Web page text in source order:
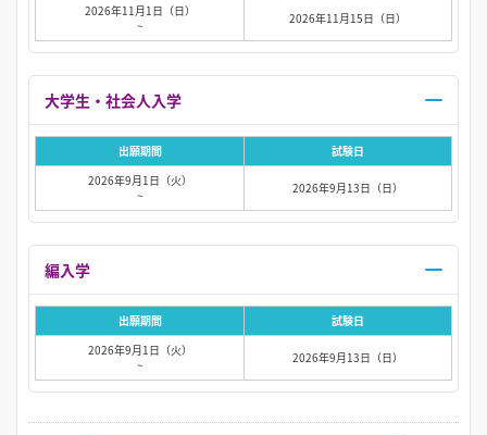
2026年11月1日（日）
~
2026年11月15日（日）
出願期間
試験日
2026年9月1日（火）
~
2026年9月13日（日）
出願期間
試験日
2026年9月1日（火）
~
2026年9月13日（日）